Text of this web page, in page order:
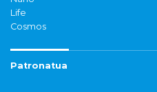
Life
Cosmos
Patronatua